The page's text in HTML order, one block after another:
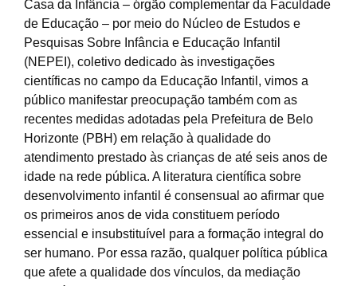
Casa da Infância – órgão complementar da Faculdade
de Educação – por meio do Núcleo de Estudos e
Pesquisas Sobre Infância e Educação Infantil
(NEPEI), coletivo dedicado às investigações
científicas no campo da Educação Infantil, vimos a
público manifestar preocupação também com as
recentes medidas adotadas pela Prefeitura de Belo
Horizonte (PBH) em relação à qualidade do
atendimento prestado às crianças de até seis anos de
idade na rede pública. A literatura científica sobre
desenvolvimento infantil é consensual ao afirmar que
os primeiros anos de vida constituem período
essencial e insubstituível para a formação integral do
ser humano. Por essa razão, qualquer política pública
que afete a qualidade dos vínculos, da mediação